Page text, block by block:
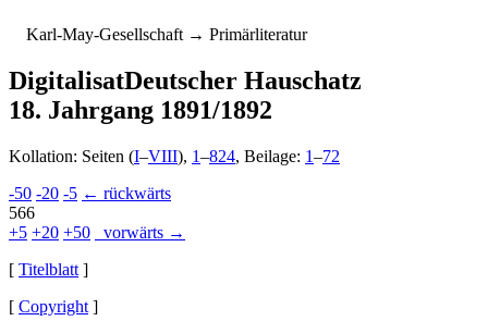
Karl-May-Gesellschaft → Primärliteratur
DigitalisatDeutscher Hauschatz
18. Jahrgang 1891/1892
Kollation: Seiten (I–VIII), 1–824, Beilage: 1–72
-50 -20 -5 ← rückwärts
566
+5 +20 +50
vorwärts →
[ Titelblatt ]
[ Copyright ]